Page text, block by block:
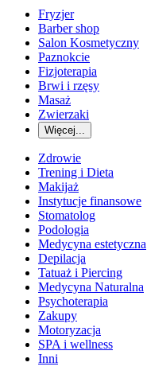
Fryzjer
Barber shop
Salon Kosmetyczny
Paznokcie
Fizjoterapia
Brwi i rzęsy
Masaż
Zwierzaki
Więcej...
Zdrowie
Trening i Dieta
Makijaż
Instytucje finansowe
Stomatolog
Podologia
Medycyna estetyczna
Depilacja
Tatuaż i Piercing
Medycyna Naturalna
Psychoterapia
Zakupy
Motoryzacja
SPA i wellness
Inni